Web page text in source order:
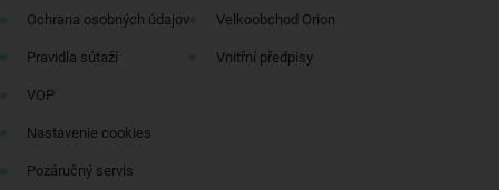
Ochrana osobných údajov
Pravidla sútaží
VOP
Nastavenie cookies
Pozáručný servis
Velkoobchod Orion
Vnitřní předpisy